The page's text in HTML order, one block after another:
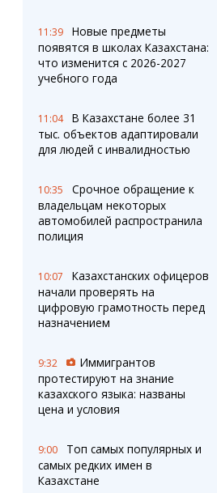
11:39
Новые предметы
появятся в школах Казахстана:
что изменится с 2026-2027
учебного года
11:04
В Казахстане более 31
тыс. объектов адаптировали
для людей с инвалидностью
10:35
Срочное обращение к
владельцам некоторых
автомобилей распространила
полиция
10:07
Казахстанских офицеров
начали проверять на
цифровую грамотность перед
назначением
9:32
Иммигрантов
протестируют на знание
казахского языка: названы
цена и условия
9:00
Топ самых популярных и
самых редких имен в
Казахстане